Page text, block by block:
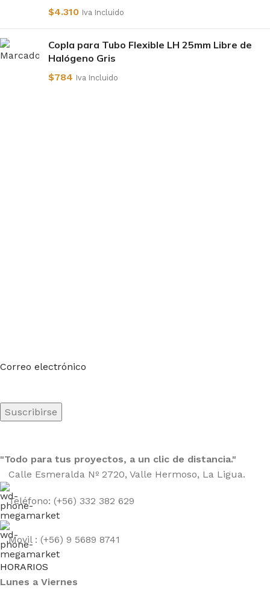
$4.310 Iva Incluido
Copla para Tubo Flexible LH 25mm Libre de
Halógeno Gris
$784 Iva Incluido
Correo electrónico
"Todo para tus proyectos, a un clic de distancia."
Calle Esmeralda Nº 2720, Valle Hermoso, La Ligua.
Teléfono: (+56) 332 382 629
Movil : (+56) 9 5689 8741
HORARIOS
Lunes a Viernes